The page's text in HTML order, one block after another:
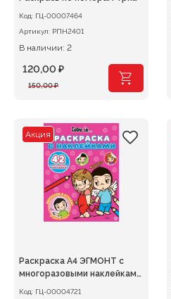
Код: ГЦ-00007464
Артикул: РПН2401
В наличии: 2
150,00₽
Первоначальная
150,00 ₽.
120,00 ₽
Текущая
Акция
Раскраска А4 ЭГМОНТ с
многоразовыми наклейками
Код: ГЦ-00004721